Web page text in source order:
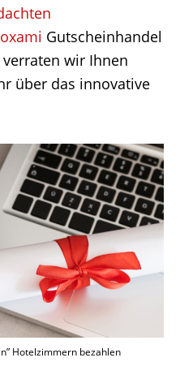
Gutscheinhandel
wir Ihnen
über das innovative
Hotelzimmern bezahlen